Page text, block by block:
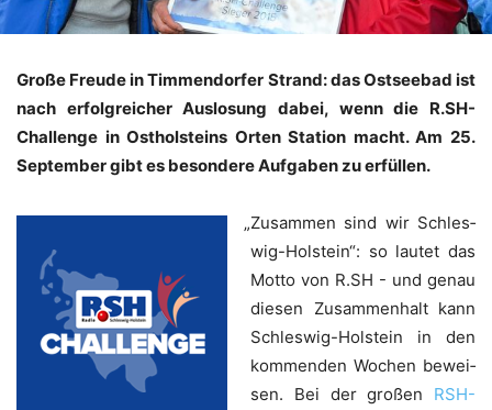
Gro­ße Freu­de in Tim­men­dor­fer Strand: das Ost­see­bad ist
nach erfolg­rei­cher Aus­lo­sung dabei, wenn die R.SH-
Challenge in Ost­hol­steins Orten Sta­ti­on macht. Am 25.
Sep­tem­ber gibt es beson­de­re Auf­ga­ben zu erfüllen.
„Zusam­men sind wir Schles­
wig-Hol­stein“: so lau­tet das
Mot­to von R.SH - und genau
die­sen Zusam­men­halt kann
Schles­wig-Hol­stein in den
kom­men­den Wochen bewei­
sen. Bei der gro­ßen RSH-